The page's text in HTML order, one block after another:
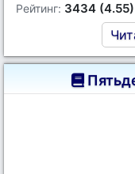
Рейтинг: 3434 (4.55)